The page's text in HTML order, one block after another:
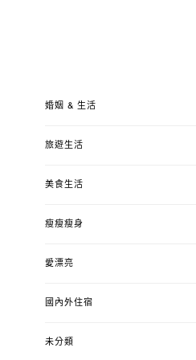
婚姻 & 生活
旅遊生活
美食生活
瘦瘦瘦身
愛漂亮
國內外住宿
未分類